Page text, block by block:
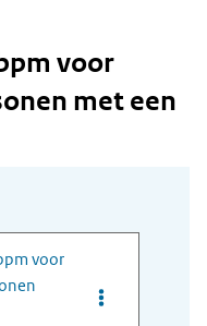
voor
met een
voor
Opties van